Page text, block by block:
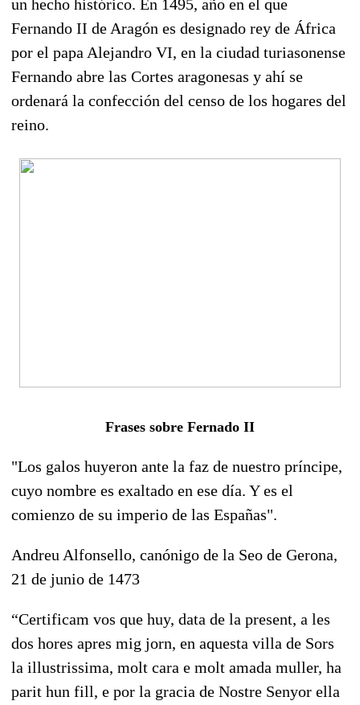
un hecho histórico. En 1495, año en el que
Fernando II de Aragón es designado rey de África
por el papa Alejandro VI, en la ciudad turiasonense
Fernando abre las Cortes aragonesas y ahí se
ordenará la confección del censo de los hogares del
reino.
Frases sobre Fernado II
"Los galos huyeron ante la faz de nuestro príncipe,
cuyo nombre es exaltado en ese día. Y es el
comienzo de su imperio de las Españas".
Andreu Alfonsello, canónigo de la Seo de Gerona,
21 de junio de 1473
“Certificam vos que huy, data de la present, a les
dos hores apres mig jorn, en aquesta villa de Sors
la illustrissima, molt cara e molt amada muller, ha
parit hun fill, e por la gracia de Nostre Senyor ella